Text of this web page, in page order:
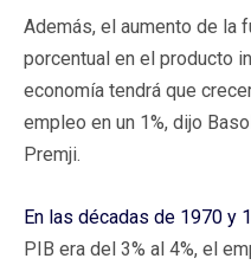
Además, el aumento de la
porcentual en el producto
economía tendrá que
empleo en un 1%, dijo
Premji.
En las décadas de 1970 y
PIB era del 3% al 4%, el